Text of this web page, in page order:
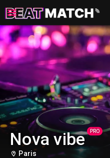
Nova vibe PRO
Paris